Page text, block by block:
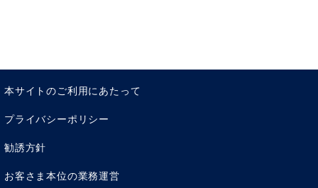
本サイトのご利用にあたって
プライバシーポリシー
勧誘方針
お客さま本位の業務運営